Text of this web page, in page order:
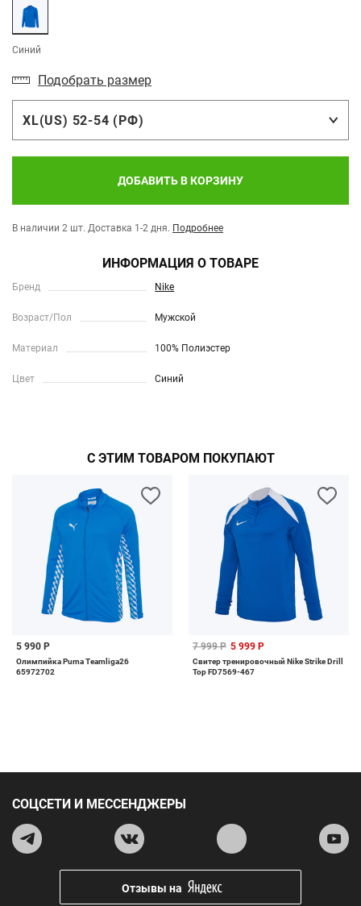
Синий
Подобрать размер
XL(US) 52-54 (РФ)
ДОБАВИТЬ В КОРЗИНУ
В наличии 2 шт. Доставка 1-2 дня. Подробнее
ИНФОРМАЦИЯ О ТОВАРЕ
Бренд Nike
Возраст/Пол Мужской
Материал 100% Полиэстер
Цвет Синий
С ЭТИМ ТОВАРОМ ПОКУПАЮТ
5 990 Р
Олимпийка Puma Teamliga26
65972702
7 999 Р 5 999 Р
Свитер тренировочный Nike Strike Drill
Top FD7569-467
СОЦСЕТИ И МЕССЕНДЖЕРЫ
Отзывы на